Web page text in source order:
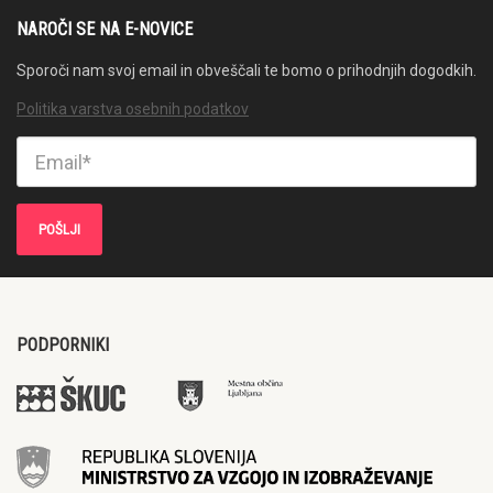
NAROČI SE NA E-NOVICE
Sporoči nam svoj email in obveščali te bomo o prihodnjih dogodkih.
Politika varstva osebnih podatkov
PODPORNIKI